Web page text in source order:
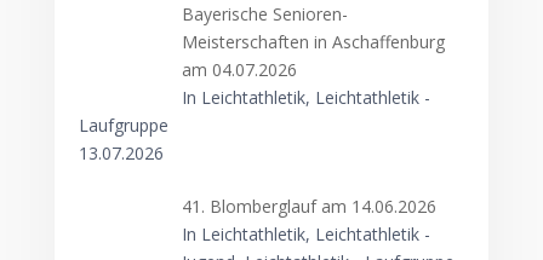
Bayerische Senioren-
Meisterschaften in Aschaffenburg
am 04.07.2026
In Leichtathletik, Leichtathletik -
Laufgruppe
13.07.2026
41. Blomberglauf am 14.06.2026
In Leichtathletik, Leichtathletik -